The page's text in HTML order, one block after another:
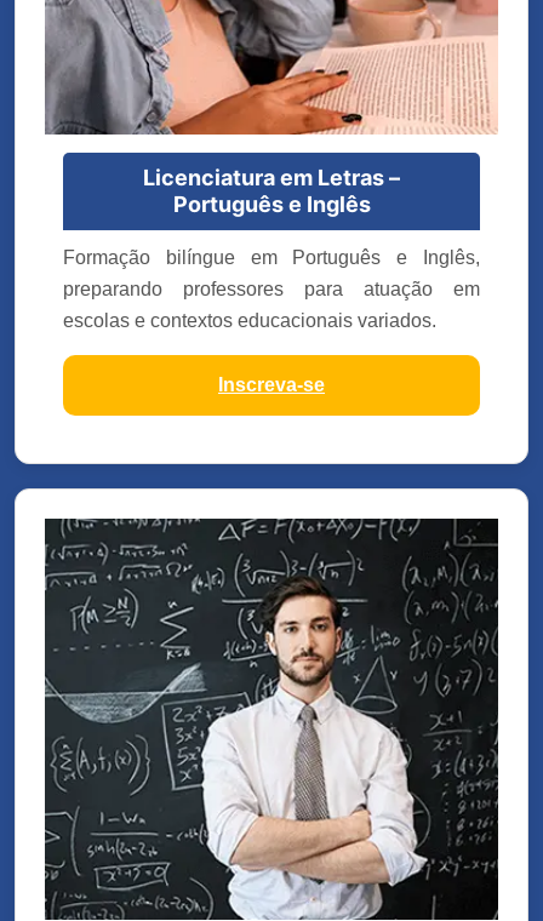
Licenciatura em Letras –
Português e Inglês
Formação bilíngue em Português e Inglês,
preparando professores para atuação em
escolas e contextos educacionais variados.
Inscreva-se